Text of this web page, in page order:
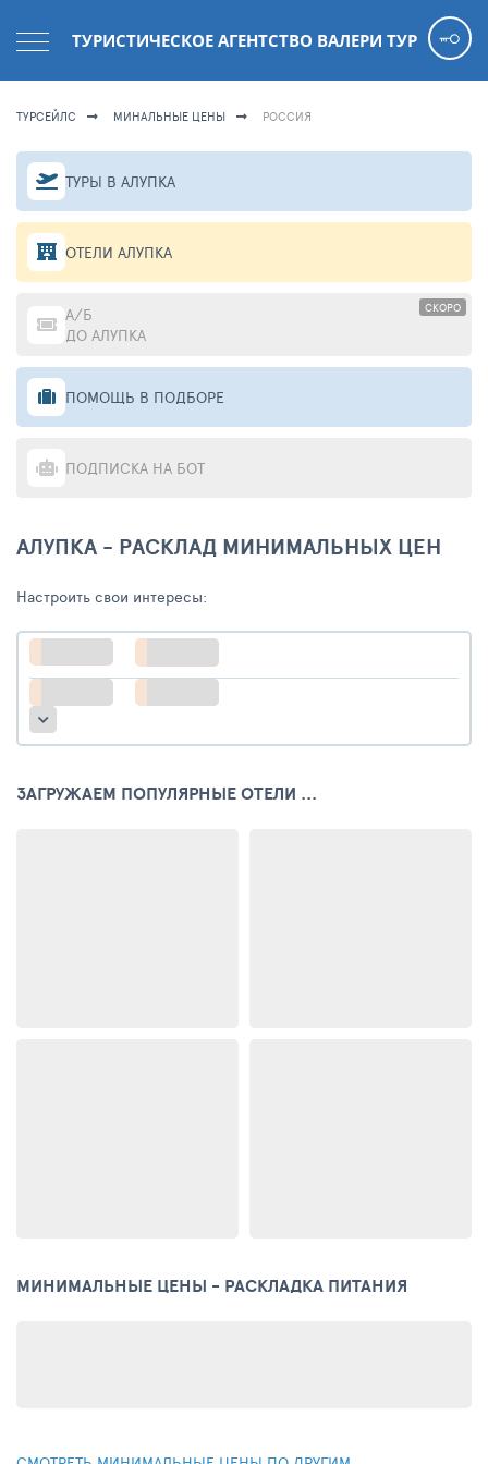
ТУРИСТИЧЕСКОЕ АГЕНТСТВО ВАЛЕРИ ТУР
ТУРСЕЙЛС МИНАЛЬНЫЕ ЦЕНЫ РОССИЯ
ТУРЫ В АЛУПКА
ОТЕЛИ АЛУПКА
СКОРО
А/Б
ДО АЛУПКА
ПОМОЩЬ В ПОДБОРЕ
ПОДПИСКА НА БОТ
АЛУПКА - РАСКЛАД МИНИМАЛЬНЫХ ЦЕН
Настроить свои интересы:
ЗАГРУЖАЕМ ПОПУЛЯРНЫЕ ОТЕЛИ ...
МИНИМАЛЬНЫЕ ЦЕНЫ - РАСКЛАДКА ПИТАНИЯ